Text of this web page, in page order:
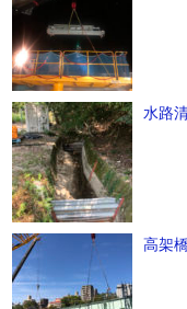
水路
高架